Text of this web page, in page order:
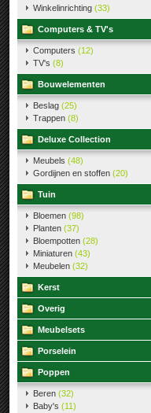
Winkelinrichting (33)
Computers & TV's
Computers (12)
TV's (8)
Bouwelementen
Beslag (25)
Trappen (8)
Deluxe Collection
Meubels (48)
Gordijnen en stoffen (20)
Tuin
Bloemen (98)
Planten (37)
Bloempotten (28)
Miniaturen (43)
Meubelen (32)
Kerst
Overig
Meubelsets
Porselein
Poppen
Beren (32)
Baby's (11)